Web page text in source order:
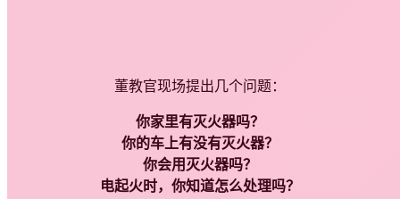
董教官现场提出几个问题：
你家里有灭火器吗？
你的车上有没有灭火器？
你会用灭火器吗？
电起火时，你知道怎么处理吗？